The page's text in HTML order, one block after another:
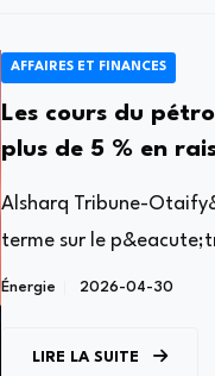
AFFAIRES ET FINANCES
Les cours du
plus de 5 % en
Alsharq Tribune-
terme sur le
Énergie 2026-04-30
LIRE LA SUITE